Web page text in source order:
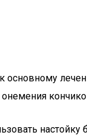
основному
настойку